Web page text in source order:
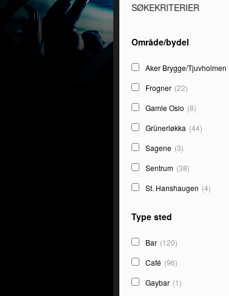
SØKEKRITERIER
Område/bydel
Aker Brygge/Tjuvholmen
Frogner (22)
Gamle Oslo (8)
Grünerløkka (44)
Sagene (3)
Sentrum (38)
St. Hanshaugen (4)
Type sted
Bar (120)
Café (96)
Gaybar (1)